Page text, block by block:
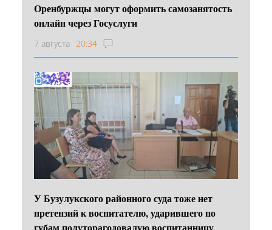
Оренбуржцы могут оформить самозанятость
онлайн через Госуслуги
7 августа 20:34
У Бузулукского районного суда тоже нет
претензий к воспитателю, ударившего по
губам полуторагодовалую воспитанницу